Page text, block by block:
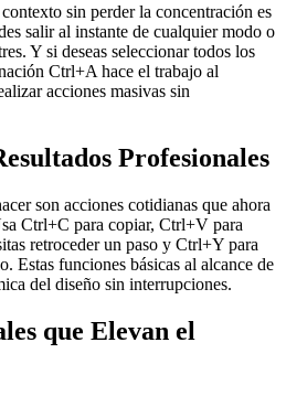
sin perder la concentración es
salir al instante de cualquier modo o
Y si deseas seleccionar todos los
Ctrl+A hace el trabajo al
acciones masivas sin
Profesionales
son acciones cotidianas que ahora
Ctrl+C para copiar, Ctrl+V para
retroceder un paso y Ctrl+Y para
Estas funciones básicas al alcance de
del diseño sin interrupciones.
que Elevan el